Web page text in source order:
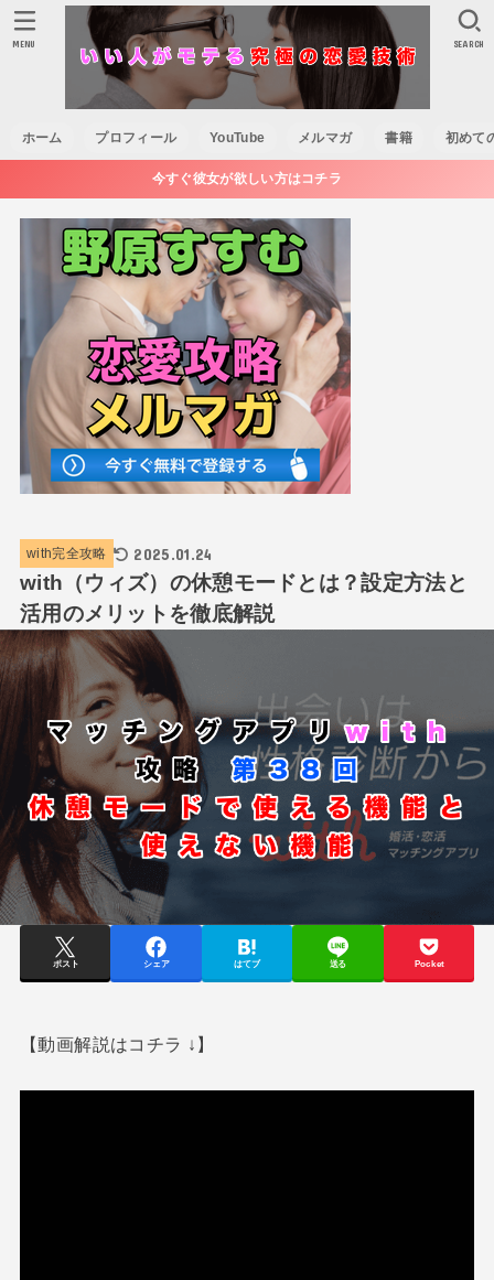
ホーム プロフィール YouTube メルマガ 書籍 初めて
SEARCH
MENU
今すぐ彼女が欲しい方はコチラ
with完全攻略 2025.01.24
with（ウィズ）の休憩モードとは？設定方法と
活用のメリットを徹底解説
ポスト シェア はてブ 送る Pocket
【動画解説はコチラ ↓】